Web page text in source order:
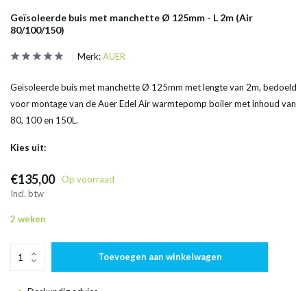
Geïsoleerde buis met manchette Ø 125mm - L 2m (Air
80/100/150)
Merk:AUER
Geïsoleerde buis met manchette Ø 125mm met lengte van 2m, bedoeld
voor montage van de Auer Edel Air warmtepomp boiler met inhoud van
80, 100 en 150L.
Kies uit:
€135,00
Op voorraad
Incl. btw
2 weken
Toevoegen aan winkelwagen